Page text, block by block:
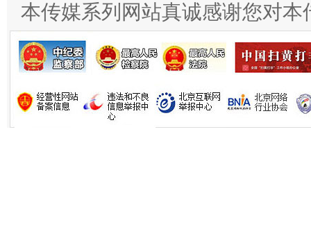
习近平的博鳌关键词
本传媒系列网站真诚感谢您对